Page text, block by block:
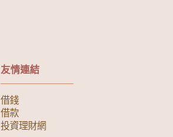
友情連結
借錢
借款
投資理財網